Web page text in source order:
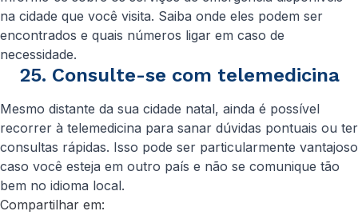
na cidade que você visita. Saiba onde eles podem ser
encontrados e quais números ligar em caso de
necessidade.
25. Consulte-se com telemedicina
Mesmo distante da sua cidade natal, ainda é possível
recorrer à telemedicina para sanar dúvidas pontuais ou ter
consultas rápidas. Isso pode ser particularmente vantajoso
caso você esteja em outro país e não se comunique tão
bem no idioma local.
Compartilhar em: